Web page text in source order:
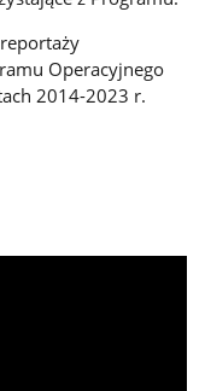
Operacyjnego
2014-2023 r.